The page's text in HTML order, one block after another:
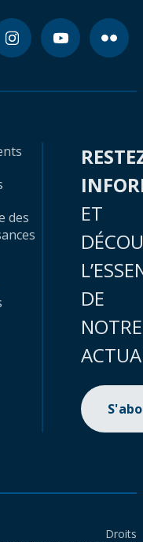
des
ET
DE
NOTRE
Droits